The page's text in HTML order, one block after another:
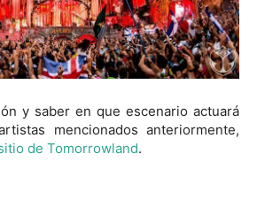
y saber en que escenario actuará
mencionados anteriormente,
de Tomorrowland.